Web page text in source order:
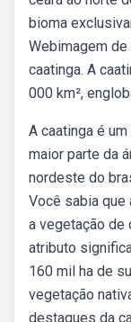
bioma
Webimagem
caatinga. A
000 km²,
A caatinga é
maior parte da
nordeste do
Você sabia que
a vegetação de
atributo
160 mil ha de
vegetação
destaques da